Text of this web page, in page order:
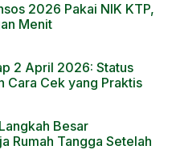
2026 Pakai NIK KTP,
Menit
2 April 2026: Status
Cara Cek yang Praktis
Besar
Rumah Tangga Setelah